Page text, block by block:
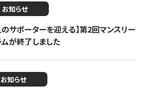
お知らせ
サポーターを迎える】第2回マンスリー
が終了しました
お知らせ